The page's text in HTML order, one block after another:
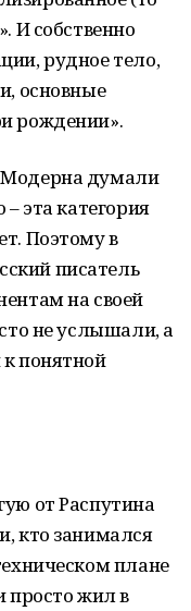
И собственно
рудное тело,
основные
рождении».
Модерна думали
эта категория
Поэтому в
писатель
на своей
не услышали, а
понятной
от Распутина
кто занимался
плане
просто жил в